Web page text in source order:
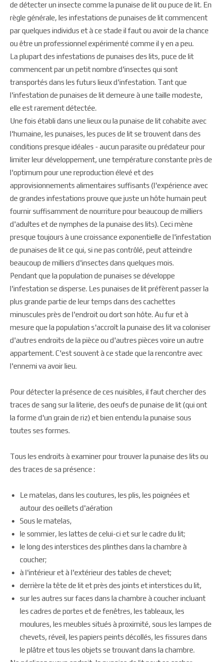
de détecter un insecte comme la punaise de lit ou puce de lit. En
règle générale, les infestations de punaises de lit commencent
par quelques individus et à ce stade il faut ou avoir de la chance
ou être un professionnel expérimenté comme il y en a peu.
La plupart des infestations de punaises des lits, puce de lit
commencent par un petit nombre d'insectes qui sont
transportés dans les futurs lieux d'infestation. Tant que
l'infestation de punaises de lit demeure à une taille modeste,
elle est rarement détectée.
Une fois établi dans une lieux ou la punaise de lit cohabite avec
l'humaine, les punaises, les puces de lit se trouvent dans des
conditions presque idéales - aucun parasite ou prédateur pour
limiter leur développement, une température constante près de
l'optimum pour une reproduction élevé et des
approvisionnements alimentaires suffisants (l'expérience avec
de grandes infestations prouve que juste un hôte humain peut
fournir suffisamment de nourriture pour beaucoup de milliers
d'adultes et de nymphes de la punaise des lits). Ceci mène
presque toujours à une croissance exponentielle de l'infestation
de punaises de lit ce qui, si ne pas contrôlé, peut atteindre
beaucoup de milliers d'insectes dans quelques mois.
Pendant que la population de punaises se développe
l'infestation se disperse. Les punaises de lit préfèrent passer la
plus grande partie de leur temps dans des cachettes
minuscules près de l'endroit ou dort son hôte. Au fur et à
mesure que la population s'accroît la punaise des lit va coloniser
d'autres endroits de la pièce ou d'autres pièces voire un autre
appartement. C'est souvent à ce stade que la rencontre avec
l'ennemi va avoir lieu.
Pour détecter la présence de ces nuisibles, il faut chercher des
traces de sang sur la literie, des oeufs de punaise de lit (qui ont
la forme d'un grain de riz) et bien entendu la punaise sous
toutes ses formes.
Tous les endroits à examiner pour trouver la punaise des lits ou
des traces de sa présence :
Le matelas, dans les coutures, les plis, les poignées et
autour des oeillets d'aération
Sous le matelas,
le sommier, les lattes de celui-ci et sur le cadre du lit;
le long des interstices des plinthes dans la chambre à
coucher;
à l'intérieur et à l'extérieur des tables de chevet;
derrière la tête de lit et près des joints et interstices du lit,
sur les autres sur faces dans la chambre à coucher incluant
les cadres de portes et de fenêtres, les tableaux, les
moulures, les meubles situés à proximité, sous les lampes de
chevets, réveil, les papiers peints décollés, les fissures dans
le plâtre et tous les objets se trouvant dans la chambre.